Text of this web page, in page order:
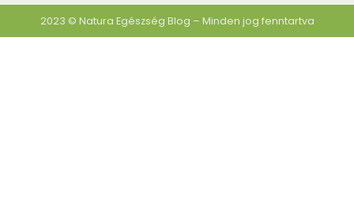
2023 © Natura Egészség Blog – Minden jog fenntartva